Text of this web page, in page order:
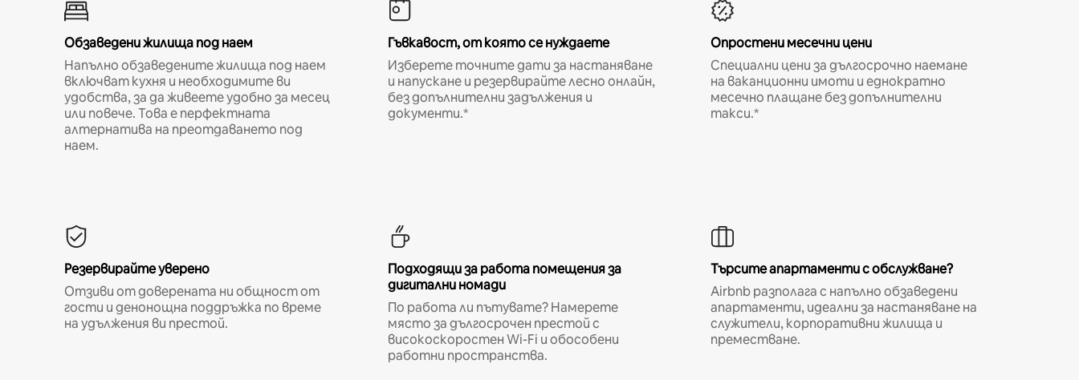
Обзаведени жилища под наем
Напълно обзаведените жилища под наем
включват кухня и необходимите ви
удобства, за да живеете удобно за месец
или повече. Това е перфектната
алтернатива на преотдаването под
наем.
Гъвкавост, от която се нуждаете
Изберете точните дати за настаняване
и напускане и резервирайте лесно онлайн,
без допълнителни задължения и
документи.*
Опростени месечни цени
Специални цени за дългосрочно наемане
на ваканционни имоти и еднократно
месечно плащане без допълнителни
такси.*
Резервирайте уверено
Отзиви от доверената ни общност от
гости и денонощна поддръжка по време
на удължения ви престой.
Подходящи за работа помещения за
дигитални номади
По работа ли пътувате? Намерете
място за дългосрочен престой с
високоскоростен Wi-Fi и обособени
работни пространства.
Търсите апартаменти с обслужване?
Airbnb разполага с напълно обзаведени
апартаменти, идеални за настаняване на
служители, корпоративни жилища и
преместване.